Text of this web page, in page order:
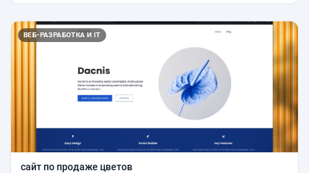
ВЕБ-РАЗРАБОТКА И IT
сайт по продаже цветов